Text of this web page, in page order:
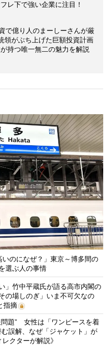
レ下で強い企業に注目！
で億り人のまーしーさんが厳
領がぶち上げた巨額投資計画
持つ唯一無二の魅力を解説
いのになぜ？」東京～博多間の
選ぶ人の事情
」竹中平蔵氏が語る高市内閣の
場しのぎ」いま不可欠なの
指摘
題” 女性は「ワンピースを着
誤解、なぜ「ジャケット」が
クターが解説》